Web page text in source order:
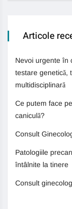
Articole
Nevoi urgente în
testare genetică,
multidisciplinară
Ce putem face
caniculă?
Consult
Patologiile
întâlnite la tinere
Consult